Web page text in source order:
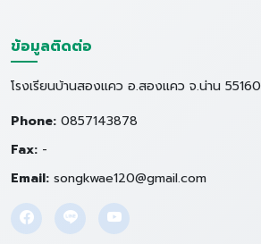
ข้อมูลติดต่อ
โรงเรียนบ้านสองแคว อ.สองแคว จ.น่าน 55160
Phone: 0857143878
Fax: -
Email: songkwae120@gmail.com